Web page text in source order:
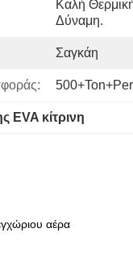
Καλή
Δύναμη.
Σαγκάη
EVA κίτρινη
αέρα